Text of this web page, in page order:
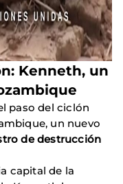
Kenneth, un
paso del ciclón
un nuevo
de destrucción
capital de la